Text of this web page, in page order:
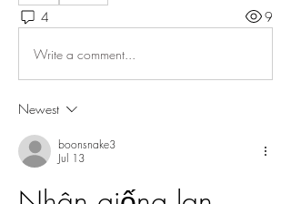
4 9
Write a comment...
Newest
boonsnake3
Jul 13